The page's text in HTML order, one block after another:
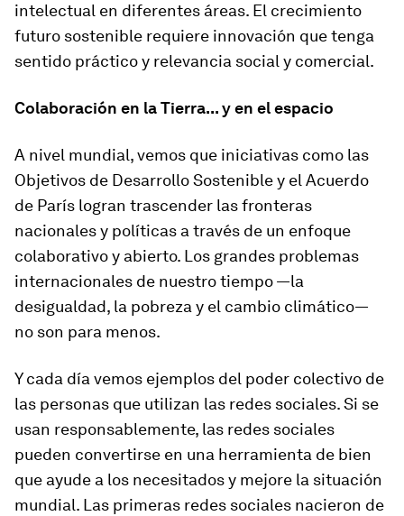
intelectual en diferentes áreas. El crecimiento
futuro sostenible requiere innovación que tenga
sentido práctico y relevancia social y comercial.
Colaboración en la Tierra... y en el espacio
A nivel mundial, vemos que iniciativas como las
Objetivos de Desarrollo Sostenible y el Acuerdo
de París logran trascender las fronteras
nacionales y políticas a través de un enfoque
colaborativo y abierto. Los grandes problemas
internacionales de nuestro tiempo —la
desigualdad, la pobreza y el cambio climático—
no son para menos.
Y cada día vemos ejemplos del poder colectivo de
las personas que utilizan las redes sociales. Si se
usan responsablemente, las redes sociales
pueden convertirse en una herramienta de bien
que ayude a los necesitados y mejore la situación
mundial. Las primeras redes sociales nacieron de